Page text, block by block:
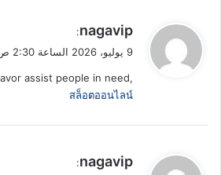
ي
ل
nagavip
:
9 يوليو، 2026 الساعة 2:30 ص
assist people in need,
สล็อตออนไลน์
ي
nagavip
: